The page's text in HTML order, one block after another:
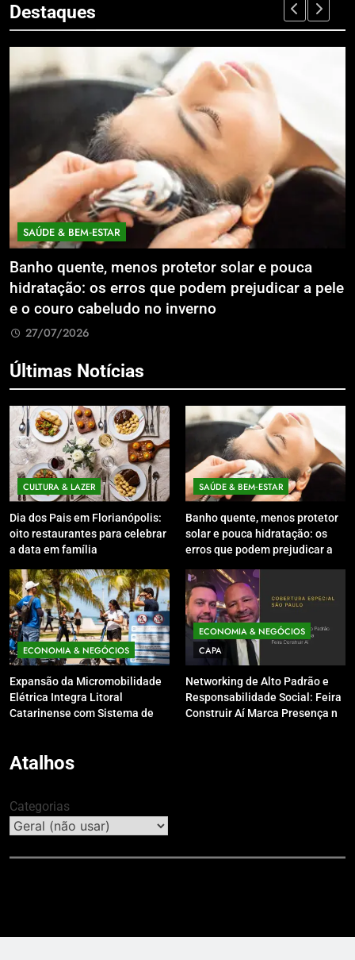
Destaques
SAÚDE & BEM‑ESTAR
Banho quente, menos protetor solar e pouca
hidratação: os erros que podem prejudicar a pele
e o couro cabeludo no inverno
27/07/2026
Últimas Notícias
CULTURA & LAZER
Dia dos Pais em Florianópolis:
oito restaurantes para celebrar
a data em família
SAÚDE & BEM‑ESTAR
Banho quente, menos protetor
solar e pouca hidratação: os
erros que podem prejudicar a
inverno
ECONOMIA & NEGÓCIOS
Expansão da Micromobilidade
Elétrica Integra Litoral
Catarinense com Sistema de
ECONOMIA & NEGÓCIOS
CAPA
Networking de Alto Padrão e
Responsabilidade Social: Feira
Construir Aí Marca Presença no
Atalhos
Categorias